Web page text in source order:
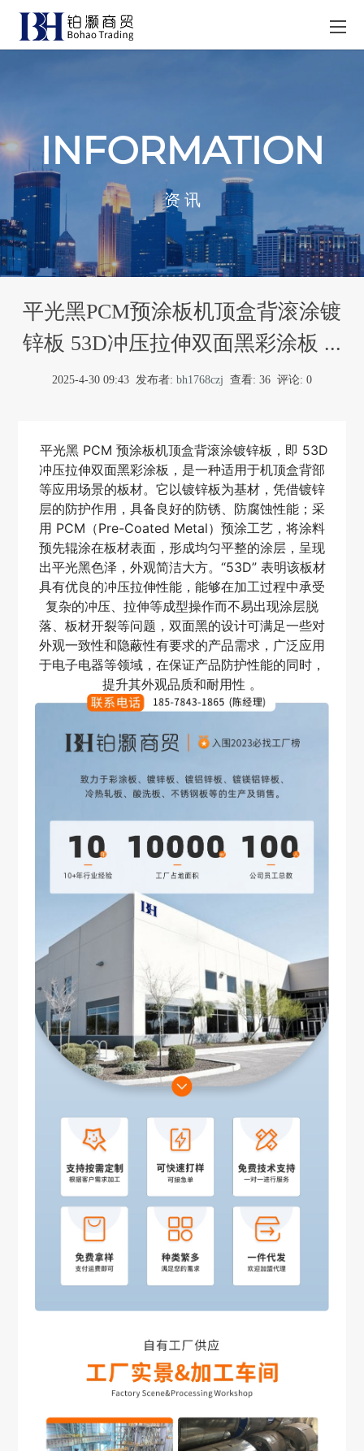
INFORMATION
资 讯
平光黑PCM预涂板机顶盒背滚涂镀
锌板 53D冲压拉伸双面黑彩涂板 ...
2025-4-30 09:43 发布者: bh1768czj 查看: 36 评论: 0
平光黑 PCM 预涂板机顶盒背滚涂镀锌板，即 53D
冲压拉伸双面黑彩涂板，是一种适用于机顶盒背部
等应用场景的板材。它以镀锌板为基材，凭借镀锌
层的防护作用，具备良好的防锈、防腐蚀性能；采
用 PCM（Pre-Coated Metal）预涂工艺，将涂料
预先辊涂在板材表面，形成均匀平整的涂层，呈现
出平光黑色泽，外观简洁大方。“53D” 表明该板材
具有优良的冲压拉伸性能，能够在加工过程中承受
复杂的冲压、拉伸等成型操作而不易出现涂层脱
落、板材开裂等问题，双面黑的设计可满足一些对
外观一致性和隐蔽性有要求的产品需求，广泛应用
于电子电器等领域，在保证产品防护性能的同时，
提升其外观品质和耐用性 。